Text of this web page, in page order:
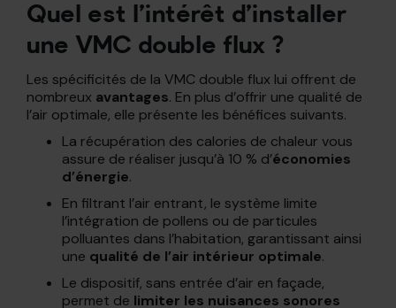
Quel est l’intérêt d’installer
une VMC double flux ?
Les spécificités de la VMC double flux lui offrent de
nombreux avantages. En plus d’offrir une qualité de
l’air optimale, elle présente les bénéfices suivants.
La récupération des calories de chaleur vous
assure de réaliser jusqu’à 10 % d’économies
d’énergie.
En filtrant l’air entrant, le système limite
l’intégration de pollens ou de particules
polluantes dans l’habitation, garantissant ainsi
une qualité de l’air intérieur optimale.
Le dispositif, sans entrée d’air en façade,
permet de limiter les nuisances sonores